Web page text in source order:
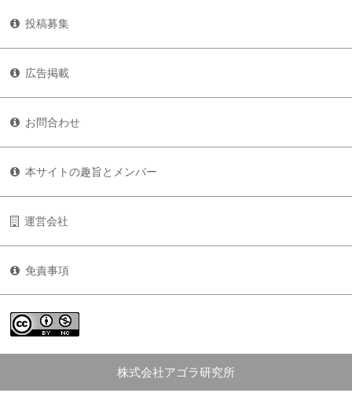
投稿募集
広告掲載
お問合わせ
本サイトの趣旨とメンバー
運営会社
免責事項
株式会社アゴラ研究所